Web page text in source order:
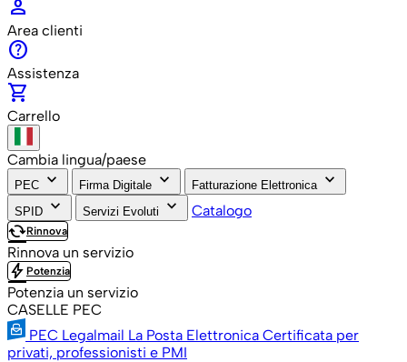
person
Area clienti
help
Assistenza
shopping_cart
Carrello
Cambia lingua/paese
PEC keyboard_arrow_down Firma Digitale keyboard_arrow_down Fatturazione Elettronica keyboard_arrow_down
SPID keyboard_arrow_down Servizi Evoluti keyboard_arrow_down Catalogo
cachedRinnova
Rinnova un servizio
bolt Potenzia
Potenzia un servizio
CASELLE PEC
PEC Legalmail La Posta Elettronica Certificata per
privati, professionisti e PMI